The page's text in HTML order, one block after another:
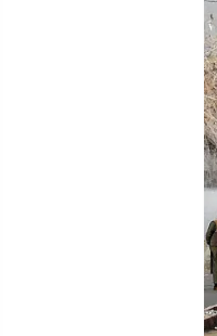
TULISAN
SERVICE